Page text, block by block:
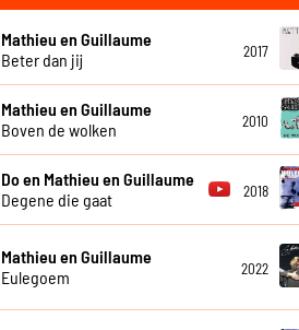
Mathieu en Guillaume
Beter dan jij
2017
Mathieu en Guillaume
Boven de wolken
2010
Do en Mathieu en Guillaume
Degene die gaat
2018
Mathieu en Guillaume
Eulegoem
2022